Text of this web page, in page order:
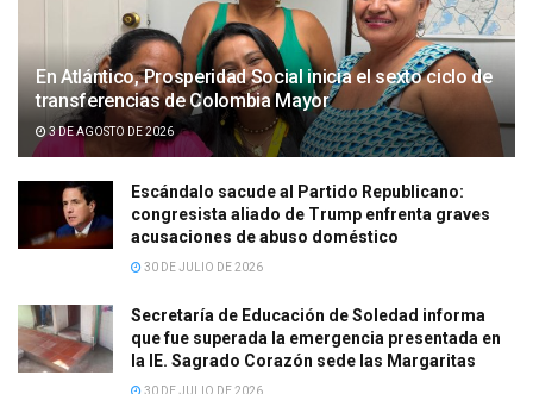
En Atlántico, Prosperidad Social inicia el sexto ciclo de
transferencias de Colombia Mayor
3 DE AGOSTO DE 2026
Escándalo sacude al Partido Republicano:
congresista aliado de Trump enfrenta graves
acusaciones de abuso doméstico
30 DE JULIO DE 2026
Secretaría de Educación de Soledad informa
que fue superada la emergencia presentada en
la IE. Sagrado Corazón sede las Margaritas
30 DE JULIO DE 2026